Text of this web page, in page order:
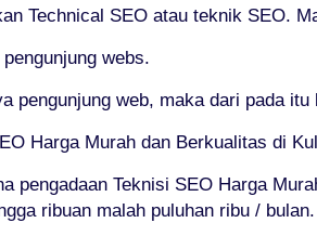
Technical SEO atau teknik SEO.
webs.
pengunjung web, maka dari pada
Harga Murah dan Berkualitas di
pengadaan Teknisi SEO Harga
ribuan malah puluhan ribu / bulan.